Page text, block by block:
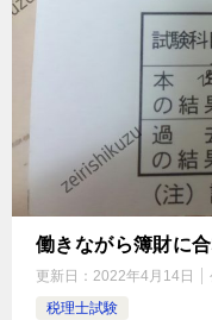
働きながら簿財に
更新日： 2022年4月14日
税理士試験